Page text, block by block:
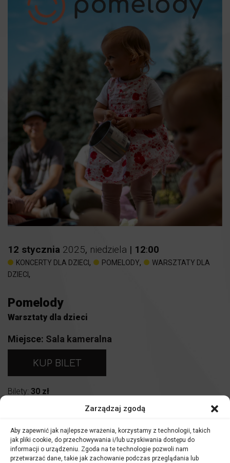
Zarządzaj zgodą
Aby zapewnić jak najlepsze wrażenia, korzystamy z technologii, takich
jak pliki cookie, do przechowywania i/lub uzyskiwania dostępu do
informacji o urządzeniu. Zgoda na te technologie pozwoli nam
przetwarzać dane, takie jak zachowanie podczas przeglądania lub
12 stycznia 2025, niedziela | 12:00
KONCERTY DLA DZIECI , POMELODY,
WARSZTATY DLA
DZIECI ,
Pomelody
Warsztaty dla dzieci
Miejsce: Sala kameralna
KUP BILET
Bilety: 30 zł
WYDARZENIE DOSTĘPNE RÓWNIEŻ W ABONAMENCIE
Warsztaty muzyczne pomelody
Bilety wstępu dotyczą wszystkich uczestników, zarówno